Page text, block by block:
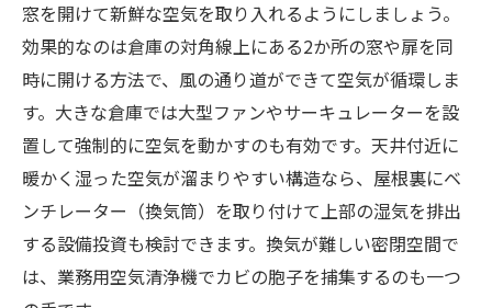
窓を開けて新鮮な空気を取り入れるようにしましょう。
効果的なのは倉庫の対角線上にある2か所の窓や扉を同
時に開ける方法で、風の通り道ができて空気が循環しま
す。大きな倉庫では大型ファンやサーキュレーターを設
置して強制的に空気を動かすのも有効です。天井付近に
暖かく湿った空気が溜まりやすい構造なら、屋根裏にベ
ンチレーター（換気筒）を取り付けて上部の湿気を排出
する設備投資も検討できます。換気が難しい密閉空間で
は、業務用空気清浄機でカビの胞子を捕集するのも一つ